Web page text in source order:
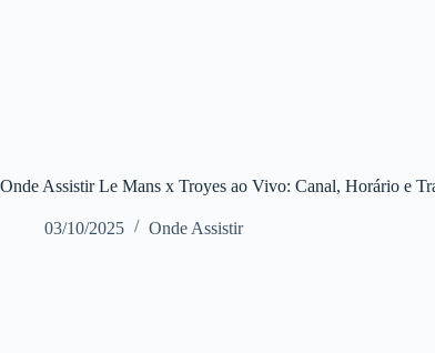
Onde Assistir Le Mans x Troyes ao Vivo: Canal, Horário e
03/10/2025 Onde Assistir